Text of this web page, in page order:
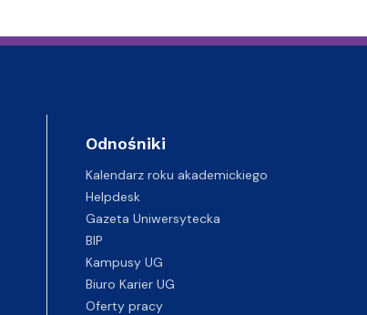
Odnośniki
Kalendarz roku akademickiego
Helpdesk
Gazeta Uniwersytecka
BIP
Kampusy UG
Biuro Karier UG
Oferty pracy